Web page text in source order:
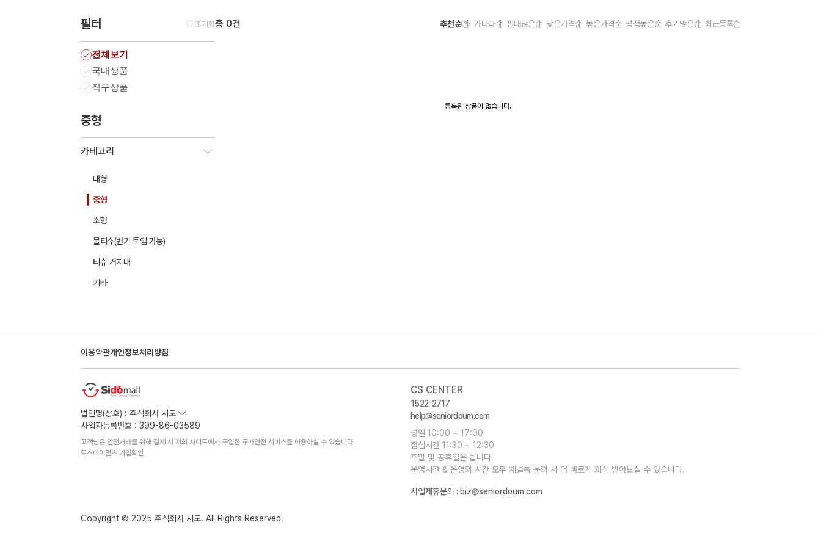
필터 초기화
전체보기
국내상품
직구상품
중형
카테고리
대형
중형
소형
물티슈(변기 투입 가능)
티슈 거치대
기타
총 0건 추천순 가나다순 판매많은순 낮은가격순 높은가격순 평점높은순 후기많은순 최근등록순
등록된 상품이 없습니다.
이용약관개인정보처리방침
법인명(상호) : 주식회사 시도
사업자등록번호 : 399-86-03589
고객님은 안전거래를 위해 결제 시 저희 사이트에서 구입한 구매안전 서비스를 이용하실 수 있습니다.
토스페이먼츠 가입확인
CS CENTER
1522-2717
help@seniordoum.com
평일 10:00 ~ 17:00
점심시간 11:30 ~ 12:30
주말 및 공휴일은 쉽니다.
운영시간 & 운영외 시간 모두 채널톡 문의 시 더 빠르게 회신 받아보실 수 있습니다.
사업제휴문의 : biz@seniordoum.com
Copyright © 2025 주식회사 시도. All Rights Reserved.